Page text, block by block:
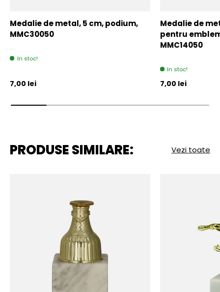
Medalie de metal, 5 cm, podium,
MMC30050
In stoc!
Pret initial
7,00 lei
Medalie de
pentru
MMC14050
In stoc!
Pret initial
7,00 lei
PRODUSE SIMILARE: Vezi toate